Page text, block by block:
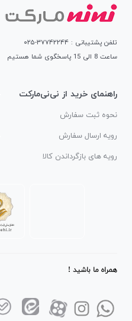
تلفن پشتیبانی : ۳۷۷۴۲۲۴۴-۰۲۵
ساعت 8 الی 15 پاسخگوی شما هستیم
راهنمای خرید از نی‌نی‌مارکت
نحوه ثبت سفارش
رویه ارسال سفارش
رویه های بازگرداندن کالا
همراه ما باشید !